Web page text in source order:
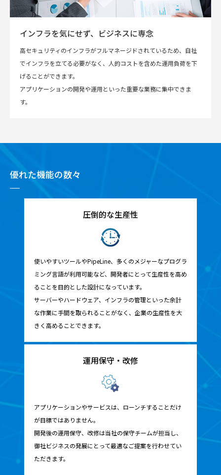
インフラを気にせず、ビジネスに専念
高セキュリティのインフラがフルマネージドされているため、自社
でインフラを立てる必要がなく、人的コストを含めた運用負荷を下
げることができます。
アプリケーションの開発や運用といった重要な業務に集中できま
す。
優れた機能の数々
圧倒的な生産性
使いやすいツールやPipeLine、多くのメジャーなプログラ
ミング言語が利用可能など、開発者にとって生産性を高め
ることを目的とした設計になっています。
サーバーやハードウェア、インフラの管理といった余計
な作業に手間を取られることがなく、企業の生産性を大
きく高めることできます。
運用保守・改修
アプリケーションやサービスは、ローンチすることだけ
が目標ではありません。
開発後の運用保守、改修は当社の保守チームが担当し、
御社ビジネスの発展にとって最適なご提案を行わせてい
ただきます。